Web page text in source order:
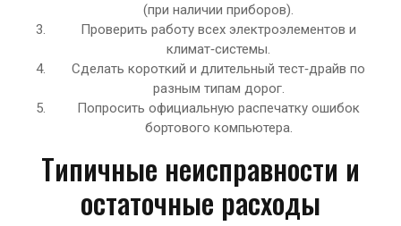
(при наличии приборов).
Проверить работу всех электроэлементов и
климат‑системы.
Сделать короткий и длительный тест‑драйв по
разным типам дорог.
Попросить официальную распечатку ошибок
бортового компьютера.
Типичные неисправности и
остаточные расходы